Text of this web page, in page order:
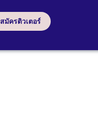
สมัครติวเตอร์